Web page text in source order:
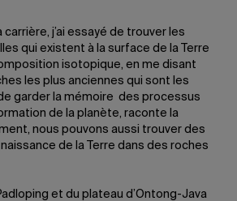
j’ai essayé de trouver les
qui existent à la surface de la Terre
isotopique, en me disant
les plus anciennes qui sont les
garder la mémoire des processus
de la planète, raconte la
nous pouvons aussi trouver des
de la Terre dans des roches
et du plateau d’Ontong-Java